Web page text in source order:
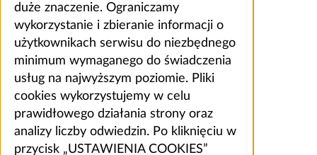
duże znaczenie. Ograniczamy
wykorzystanie i zbieranie informacji o
użytkownikach serwisu do niezbędnego
minimum wymaganego do świadczenia
usług na najwyższym poziomie. Pliki
cookies wykorzystujemy w celu
prawidłowego działania strony oraz
analizy liczby odwiedzin. Po kliknięciu w
przycisk „USTAWIENIA COOKIES”